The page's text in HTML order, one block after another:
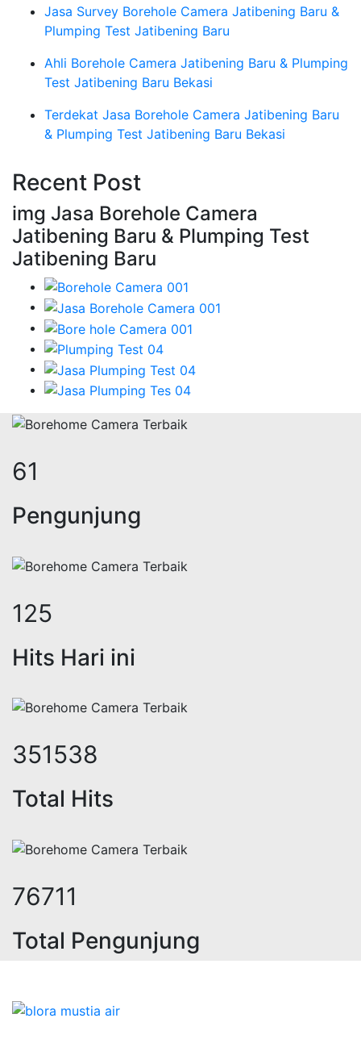
Jasa Survey Borehole Camera Jatibening Baru &
Plumping Test Jatibening Baru
Ahli Borehole Camera Jatibening Baru & Plumping
Test Jatibening Baru Bekasi
Terdekat Jasa Borehole Camera Jatibening Baru
& Plumping Test Jatibening Baru Bekasi
Recent Post
img Jasa Borehole Camera
Jatibening Baru & Plumping Test
Jatibening Baru
75
Pengunjung
155
Hits Hari ini
435509
Total Hits
95035
Total Pengunjung